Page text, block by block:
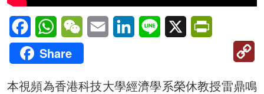
FacebookWhatsAppWeChatEmail LinkedInLine X
Share
本視頻為香港科技大學經濟學系榮休教授雷鼎鳴